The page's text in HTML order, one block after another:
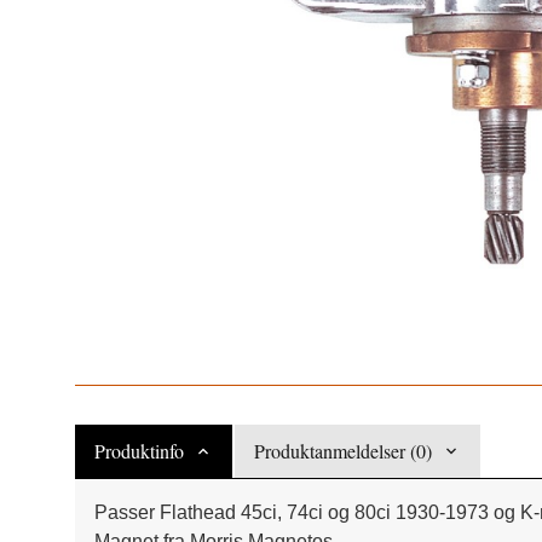
Produktinfo Produktanmeldelser (0)
Passer Flathead 45ci, 74ci og 80ci 1930-1973 og